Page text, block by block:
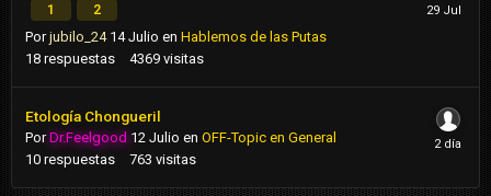
1 2
Porjubilo_24 14 Julio en Hablemos de las Putas
18 respuestas 4369 visitas
Etología Chongueril
PorDr.Feelgood 12 Julio en OFF-Topic en General
10 respuestas 763 visitas